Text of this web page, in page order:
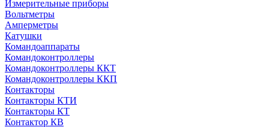
Измерительные приборы
Вольтметры
Амперметры
Катушки
Командоаппараты
Командоконтроллеры
Командоконтроллеры ККТ
Командоконтроллеры ККП
Контакторы
Контакторы КТИ
Контакторы КТ
Контактор КВ